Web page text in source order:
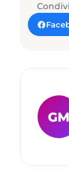
GM